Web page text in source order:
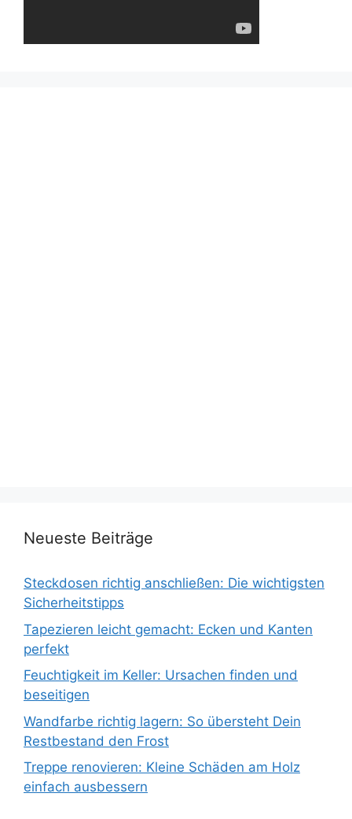
Neueste Beiträge
Steckdosen richtig anschließen: Die wichtigsten
Sicherheitstipps
Tapezieren leicht gemacht: Ecken und Kanten
perfekt
Feuchtigkeit im Keller: Ursachen finden und
beseitigen
Wandfarbe richtig lagern: So übersteht Dein
Restbestand den Frost
Treppe renovieren: Kleine Schäden am Holz
einfach ausbessern